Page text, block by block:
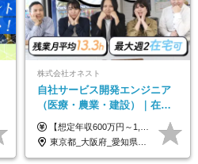
株式会社オネスト
自社サービス開発エンジニア
（医療・農業・建設）｜在宅
あり｜残業月平均13.3h｜年収
1000万可｜賞与年2回
【想定年収600万円～1,300万円】 ★賞与年2回＋勤務地手当＋残業手当（年平均残業時間にて算出）を含む ※基本給＋勤務地手当＋役職手当 ※勤務地手当：結婚の有無に関係なく、物価などの違いを考慮して全社員に支給されます 月給40万円～89万円 ＜各種手当＞ ■勤務地手当（東京2万円／月、大阪1万円／月、名古屋5000円／月） ■通勤手当（月額5万円まで） ■扶養手当（6,000円／扶養親族一人） ■役職手当（8,000円～15万円） ※残業代は1分単位で全額支給します ※経験やスキルを考慮し、当社規定により給与を決定します ※執行役員は年俸制となる場合があります
東京都_大阪府_愛知県_福岡県